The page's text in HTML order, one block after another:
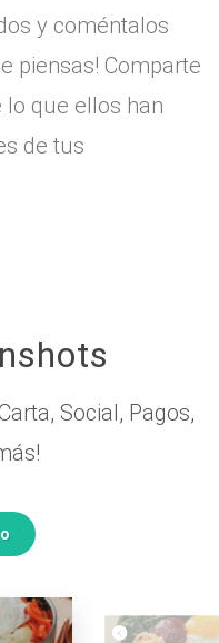
y coméntalos
piensas! Comparte
que ellos han
de tus
Social, Pagos,